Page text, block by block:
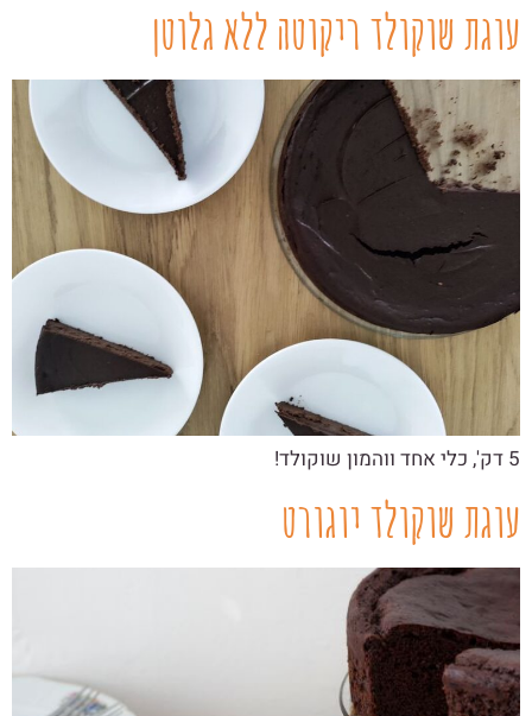
עוגת שוקולד ריקוטה ללא גלוטן
5 דק', כלי אחד ווהמון שוקולד!
עוגת שוקולד יוגורט